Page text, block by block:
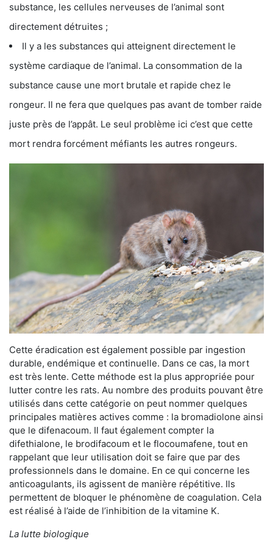
substance, les cellules nerveuses de l’animal sont
directement détruites ;
Il y a les substances qui atteignent directement le
système cardiaque de l’animal. La consommation de la
substance cause une mort brutale et rapide chez le
rongeur. Il ne fera que quelques pas avant de tomber raide
juste près de l’appât. Le seul problème ici c’est que cette
mort rendra forcément méfiants les autres rongeurs.
Cette éradication est également possible par ingestion
durable, endémique et continuelle. Dans ce cas, la mort
est très lente. Cette méthode est la plus appropriée pour
lutter contre les rats. Au nombre des produits pouvant être
utilisés dans cette catégorie on peut nommer quelques
principales matières actives comme : la bromadiolone ainsi
que le difenacoum. Il faut également compter la
difethialone, le brodifacoum et le flocoumafene, tout en
rappelant que leur utilisation doit se faire que par des
professionnels dans le domaine. En ce qui concerne les
anticoagulants, ils agissent de manière répétitive. Ils
permettent de bloquer le phénomène de coagulation. Cela
est réalisé à l’aide de l’inhibition de la vitamine K.
La lutte biologique